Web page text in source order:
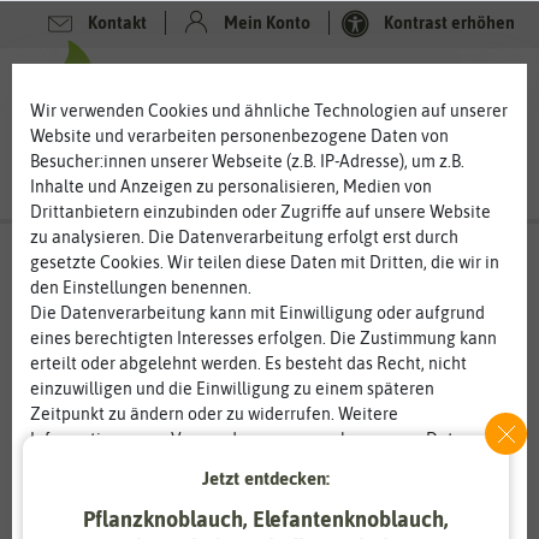
Kontakt Mein Konto Kontrast erhöhen
Wir verwenden Cookies und ähnliche Technologien auf unserer
Website und verarbeiten personenbezogene Daten von
Besucher:innen unserer Webseite (z.B. IP-Adresse), um z.B.
Inhalte und Anzeigen zu personalisieren, Medien von
Drittanbietern einzubinden oder Zugriffe auf unsere Website
zu analysieren. Die Datenverarbeitung erfolgt erst durch
gesetzte Cookies. Wir teilen diese Daten mit Dritten, die wir in
den Einstellungen benennen.
Die Datenverarbeitung kann mit Einwilligung oder aufgrund
eines berechtigten Interesses erfolgen. Die Zustimmung kann
erteilt oder abgelehnt werden. Es besteht das Recht, nicht
einzuwilligen und die Einwilligung zu einem späteren
Zeitpunkt zu ändern oder zu widerrufen. Weitere
Informationen zur Verwendung personenbezogener Daten und
Essenziell Statistik
Jetzt entdecken:
Pflanzknoblauch, Elefantenknoblauch,